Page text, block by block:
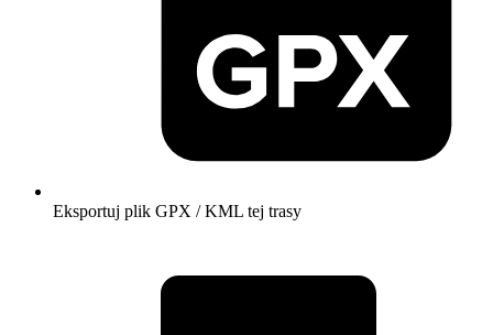
Eksportuj plik GPX / KML tej trasy